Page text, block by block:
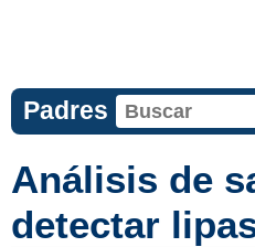
Padres
Análisis de
detectar